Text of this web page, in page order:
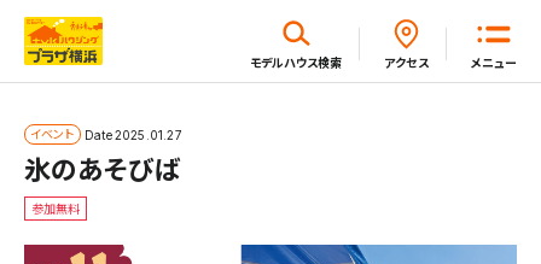
メニュー
モデルハウス検索 アクセス
イベント Date2025.01.27
氷のあそびば
参加無料
閉じる
ホーム
はじめてガイド